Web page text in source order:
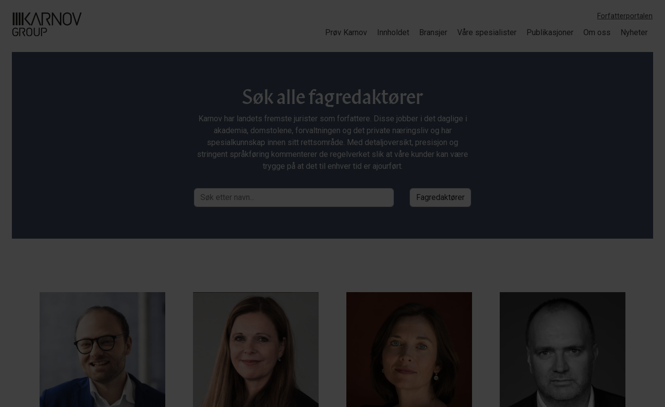
Forfatterportalen
Prøv Karnov Innholdet Bransjer Våre spesialister Publikasjoner Om oss Nyheter
Søk alle fagredaktører
Karnov har landets fremste jurister som forfattere. Disse jobber i det daglige i
akademia, domstolene, forvaltningen og det private næringsliv og har
spesialkunnskap innen sitt rettsområde. Med detaljoversikt, presisjon og
stringent språkføring kommenterer de regelverket slik at våre kunder kan være
trygge på at det til enhver tid er ajourført.